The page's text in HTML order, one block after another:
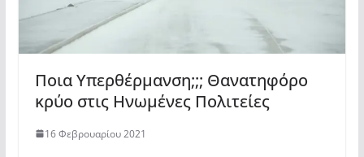
Ποια Υπερθέρμανση;;; Θανατηφόρο
κρύο στις Ηνωμένες Πολιτείες
16 Φεβρουαρίου 2021